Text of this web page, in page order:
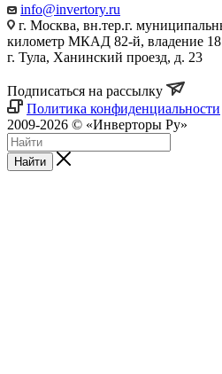
info@invertory.ru
г. Москва, вн.тер.г.
километр МКАД 82-й, владение 18
г. Тула, Ханинский проезд, д. 23
Подписаться на рассылку
Политика конфиденциальности
2009-2026 © «Инверторы Ру»
Найти